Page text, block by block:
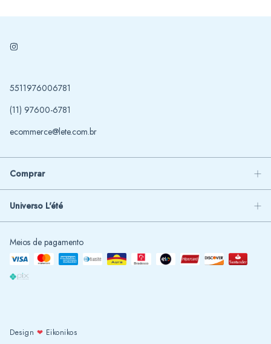
5511976006781
(11) 97600-6781
ecommerce@lete.com.br
Comprar
Universo L'été
Meios de pagamento
Design ❤ Eikonikos